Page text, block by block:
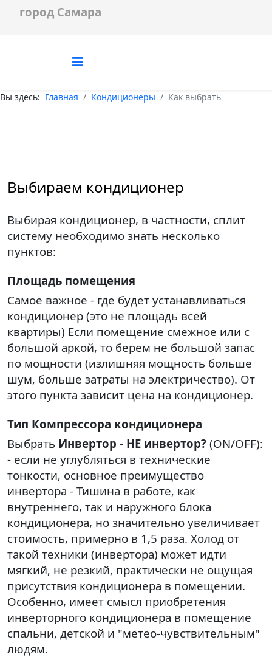
город Самара
Вы здесь: Главная Кондиционеры Как выбрать
Выбираем кондиционер
Выбирая кондиционер, в частности, сплит
систему необходимо знать несколько
пунктов:
Площадь помещения
Самое важное - где будет устанавливаться
кондиционер (это не площадь всей
квартиры) Если помещение смежное или с
большой аркой, то берем не большой запас
по мощности (излишняя мощность больше
шум, больше затраты на электричество). От
этого пункта зависит цена на кондиционер.
Тип Компрессора кондиционера
Выбрать Инвертор - НЕ инвертор? (ON/OFF):
- если не углубляться в технические
тонкости, основное преимущество
инвертора - Тишина в работе, как
внутреннего, так и наружного блока
кондиционера, но значительно увеличивает
стоимость, примерно в 1,5 раза. Холод от
такой техники (инвертора) может идти
мягкий, не резкий, практически не ощущая
присутствия кондиционера в помещении.
Особенно, имеет смысл приобретения
инверторного кондиционера в помещение
спальни, детской и "метео-чувствительным"
людям.